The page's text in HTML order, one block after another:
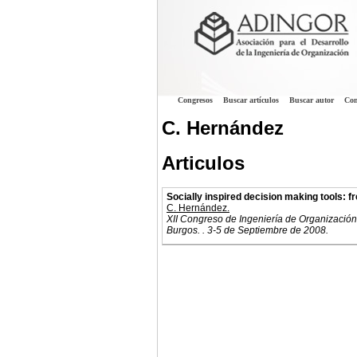
Congresos Buscar artículos Buscar autor
C. Hernández
Articulos
Socially inspired decision making tools:
C. Hernández.
XII Congreso de Ingeniería de Organización
Burgos. . 3-5 de Septiembre de 2008.